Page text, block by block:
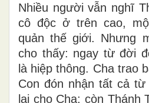
Nhiều người vẫn nghĩ
cô độc ở trên cao,
quản thế giới. Nhưng
cho thấy: ngay từ đời
là hiệp thông. Cha trao
Con đón nhận tất cả từ
lại cho Cha; còn Thánh